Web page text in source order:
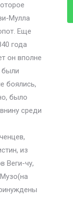
Мулла
Еще
года
он вполне
были
боялись,
было
среди
из
Веги-чу,